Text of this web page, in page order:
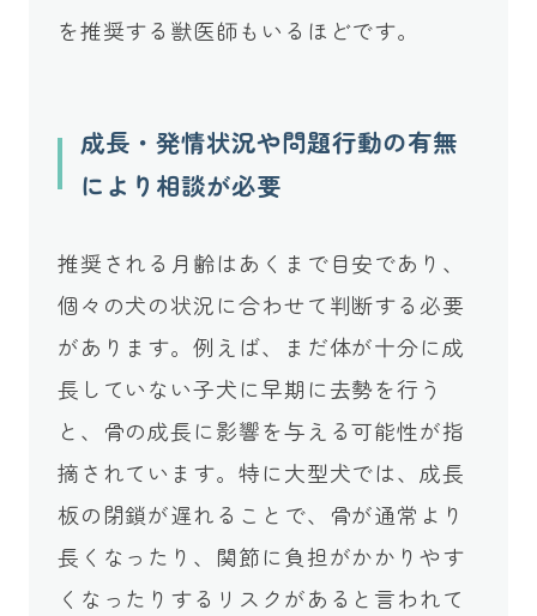
を推奨する獣医師もいるほどです。
成長・発情状況や問題行動の有無
により相談が必要
推奨される月齢はあくまで目安であり、
個々の犬の状況に合わせて判断する必要
があります。例えば、まだ体が十分に成
長していない子犬に早期に去勢を行う
と、骨の成長に影響を与える可能性が指
摘されています。特に大型犬では、成長
板の閉鎖が遅れることで、骨が通常より
長くなったり、関節に負担がかかりやす
くなったりするリスクがあると言われて